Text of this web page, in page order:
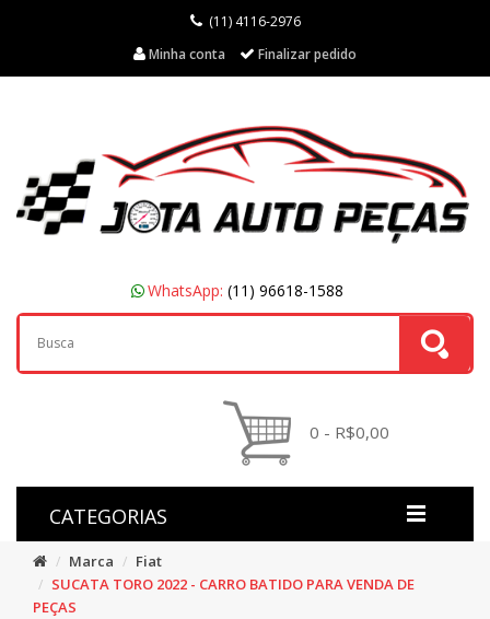
(11) 4116-2976
Minha conta
Finalizar pedido
WhatsApp: (11) 96618-1588
0 - R$0,00
CATEGORIAS
Marca
Fiat
SUCATA TORO 2022 - CARRO BATIDO PARA VENDA DE
PEÇAS